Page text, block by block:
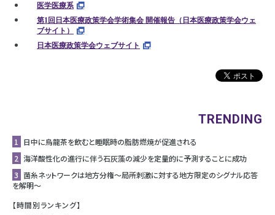
医学医療系
第1回日本医療政策学会学術集会 開催報告（日本医療政策学会ウェ
ブサイト）
日本医療政策学会ウェブサイト
TRENDING
1 日中に烏龍茶を飲むと睡眠時の脂肪燃焼が促進される
2 海洋酸性化の進行に伴う石灰藻の減少を定量的に予測することに成功
3 菌糸ネットワークは地方分権〜局所刺激に対する地方限定のシグナル応答
を解明〜
【時間別ランキング】